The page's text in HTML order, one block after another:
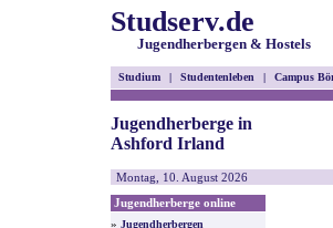
Studserv.de
Jugendherbergen & Hostels
Studium | Studentenleben | Campus
Jugendherberge in
Ashford Irland
Montag, 10. August 2026
Jugendherberge online
» Jugendherbergen